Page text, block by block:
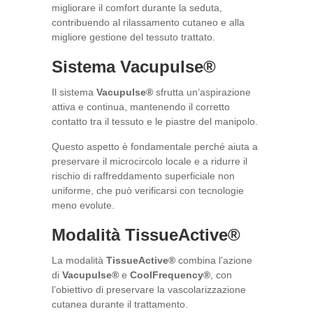
migliorare il comfort durante la seduta,
contribuendo al rilassamento cutaneo e alla
migliore gestione del tessuto trattato.
Sistema Vacupulse®
Il sistema Vacupulse® sfrutta un’aspirazione
attiva e continua, mantenendo il corretto
contatto tra il tessuto e le piastre del manipolo.
Questo aspetto è fondamentale perché aiuta a
preservare il microcircolo locale e a ridurre il
rischio di raffreddamento superficiale non
uniforme, che può verificarsi con tecnologie
meno evolute.
Modalità TissueActive®
La modalità TissueActive® combina l’azione
di Vacupulse® e CoolFrequency®, con
l’obiettivo di preservare la vascolarizzazione
cutanea durante il trattamento.